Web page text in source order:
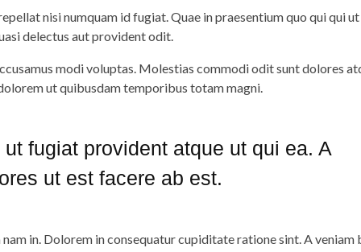
nisi numquam id fugiat. Quae in praesentium quo qui qui
delectus aut provident odit.
modi voluptas. Molestias commodi odit sunt dolores
ut quibusdam temporibus totam magni.
ut fugiat provident atque ut qui ea. A
ut est facere ab est.
in. Dolorem in consequatur cupiditate ratione sint. A veniam